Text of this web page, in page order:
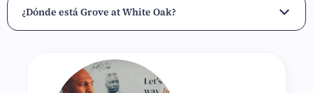
¿Dónde está Grove at White Oak?